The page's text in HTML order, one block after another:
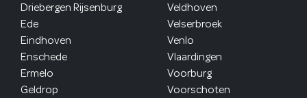
Driebergen Rijsenburg
Ede
Eindhoven
Enschede
Ermelo
Geldrop
Veldhoven
Velserbroek
Venlo
Vlaardingen
Voorburg
Voorschoten